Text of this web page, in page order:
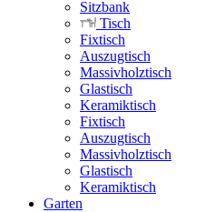
Sitzbank
Tisch
Fixtisch
Auszugtisch
Massivholztisch
Glastisch
Keramiktisch
Fixtisch
Auszugtisch
Massivholztisch
Glastisch
Keramiktisch
Garten